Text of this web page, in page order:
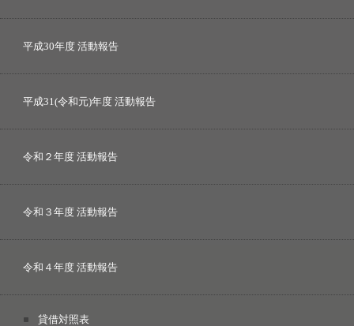
平成30年度 活動報告
平成31(令和元)年度 活動報告
令和２年度 活動報告
令和３年度 活動報告
令和４年度 活動報告
貸借対照表